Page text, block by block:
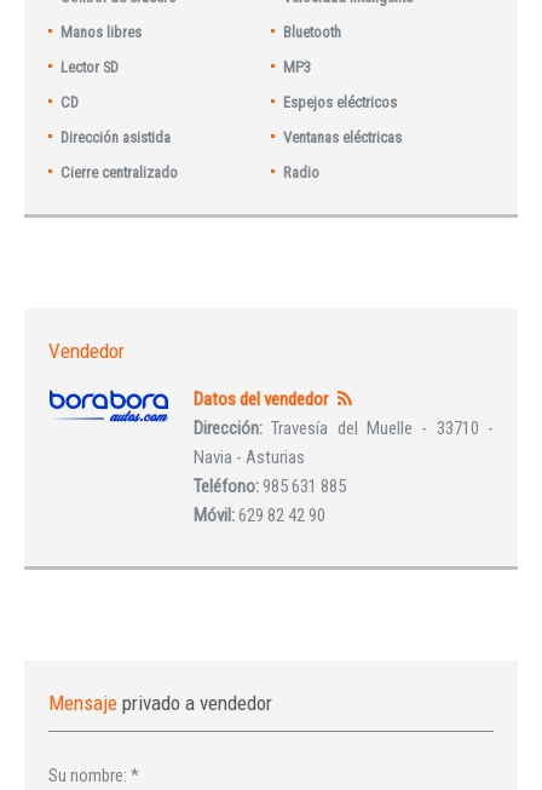
Manos libres
Bluetooth
Lector SD
MP3
CD
Espejos eléctricos
Dirección asistida
Ventanas eléctricas
Cierre centralizado
Radio
Vendedor
Datos del vendedor
Dirección:Travesía del Muelle - 33710 -
Navia - Asturias
Teléfono:985 631 885
Móvil:629 82 42 90
Mensaje privado a vendedor
Su nombre: *